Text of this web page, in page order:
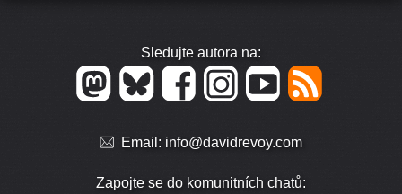
Sledujte autora na:
Email: info@davidrevoy.com
Zapojte se do komunitních chatů: